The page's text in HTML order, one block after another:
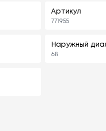
Артикул
771955
Наружный
68